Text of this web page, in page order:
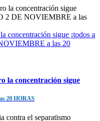
concentración sigue ¡todos a
a las 20
la concentración sigue
20 HORAS